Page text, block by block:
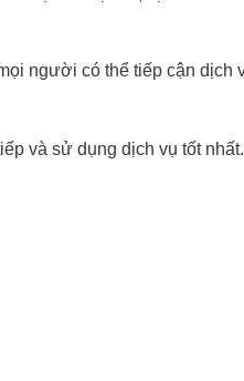
người có thể tiếp cận dịch
và sử dụng dịch vụ tốt nhất.